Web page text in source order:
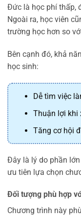
Đức là học phí thấp,
Ngoài ra, học viên
trường học hơn so
Bên cạnh đó, khả
học sinh:
Dễ tìm việc
Thuận lợi khi
Tăng cơ hội
Đây là lý do phần
ưu tiên lựa chọn
Đối tượng phù hợp
Chương trình này